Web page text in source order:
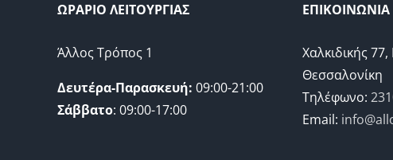
ΩΡΑΡΙΟ ΛΕΙΤΟΥΡΓΙΑΣ
Άλλος Τρόπος 1
Δευτέρα-Παρασκευή: 09:00-21:00
Σάββατο: 09:00-17:00
ΕΠΙΚΟΙΝΩΝΙΑ
Χαλκιδικής
Θεσσαλονίκη
Τηλέφωνο:
Email: